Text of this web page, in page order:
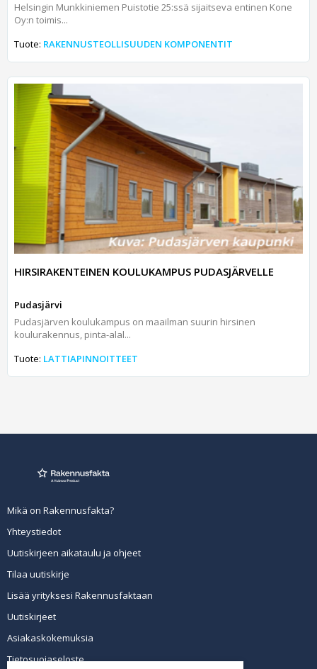
Helsingin Munkkiniemen Puistotie 25:ssä sijaitseva entinen Kone
Oy:n toimis...
Tuote: RAKENNUSTEOLLISUUDEN KOMPONENTIT
HIRSIRAKENTEINEN KOULUKAMPUS PUDASJÄRVELLE
Pudasjärvi
Pudasjärven koulukampus on maailman suurin hirsinen
koulurakennus, pinta-alal...
Tuote: LATTIAPINNOITTEET
Mikä on Rakennusfakta?
Yhteystiedot
Uutiskirjeen aikataulu ja ohjeet
Tilaa uutiskirje
Lisää yrityksesi Rakennusfaktaan
Uutiskirjeet
Asiakaskokemuksia
Tietosuojaseloste